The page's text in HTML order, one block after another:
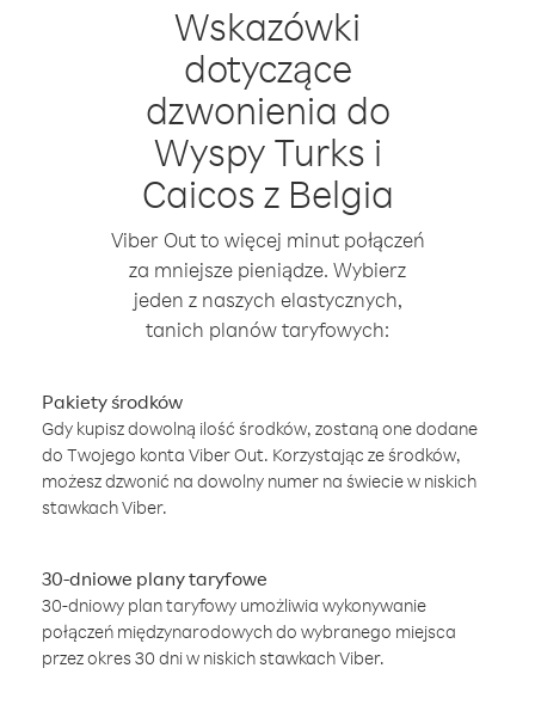
Wskazówki
dotyczące
dzwonienia do
Wyspy Turks i
Caicos z Belgia
Viber Out to więcej minut połączeń
za mniejsze pieniądze. Wybierz
jeden z naszych elastycznych,
tanich planów taryfowych:
Pakiety środków
Gdy kupisz dowolną ilość środków, zostaną one dodane
do Twojego konta Viber Out. Korzystając ze środków,
możesz dzwonić na dowolny numer na świecie w niskich
stawkach Viber.
30-dniowe plany taryfowe
30-dniowy plan taryfowy umożliwia wykonywanie
połączeń międzynarodowych do wybranego miejsca
przez okres 30 dni w niskich stawkach Viber.